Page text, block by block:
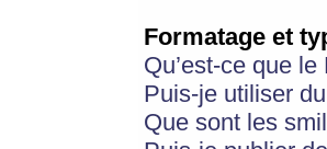
Formatage et
Qu’est-ce que
Puis-je utiliser
Que sont les